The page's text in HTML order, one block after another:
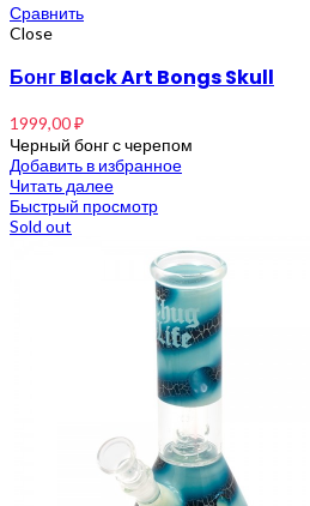
Сравнить
Close
Бонг Black Art Bongs Skull
1999,00₽
Черный бонг с черепом
Добавить в избранное
Читать далее
Быстрый просмотр
Sold out